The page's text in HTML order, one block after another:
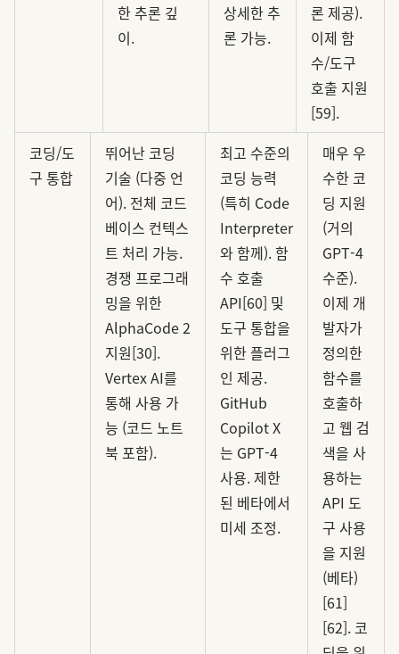
한 추론 깊
이.
상세한 추
론 가능.
론 제공).
이제 함
수/도구
호출 지원
[59].
코딩/도
구 통합
뛰어난 코딩
기술 (다중 언
어). 전체 코드
베이스 컨텍스
트 처리 가능.
경쟁 프로그래
밍을 위한
AlphaCode 2
지원[30].
Vertex AI를
통해 사용 가
능 (코드 노트
북 포함).
최고 수준의
코딩 능력
(특히 Code
Interpreter
와 함께). 함
수 호출
API[60] 및
도구 통합을
위한 플러그
인 제공.
GitHub
Copilot X
는 GPT-4
사용. 제한
된 베타에서
미세 조정.
매우 우
수한 코
딩 지원
(거의
GPT-4
수준).
이제 개
발자가
정의한
함수를
호출하
고 웹 검
색을 사
용하는
API 도
구 사용
을 지원
(베타)
[61]
[62]. 코